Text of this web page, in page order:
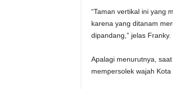
“Taman vertikal ini yang
karena yang ditanam
dipandang,” jelas Franky.
Apalagi menurutnya,
mempersolek wajah